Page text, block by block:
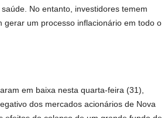
No entanto, investidores temem
gerar um processo inflacionário em todo o
em baixa nesta quarta-feira (31),
dos mercados acionários de Nova